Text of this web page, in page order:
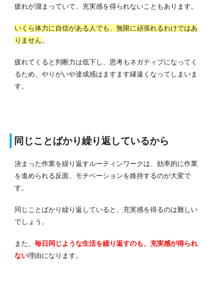
疲れが溜まっていて、充実感を得られないこともあります。
いくら体力に自信がある人でも、無限に頑張れるわけではあ
りません。
疲れてくると判断力は低下し、思考もネガティブになってく
るため、やりがいや達成感はますます縁遠くなってしまいま
す。
同じことばかり繰り返しているから
決まった作業を繰り返すルーティンワークは、効率的に作業
を進められる反面、モチベーションを維持するのが大変で
す。
同じことばかり繰り返していると、充実感を得るのは難しい
でしょう。
また、 毎日同じような生活を繰り返すのも、充実感が得られ
ない理由になります。